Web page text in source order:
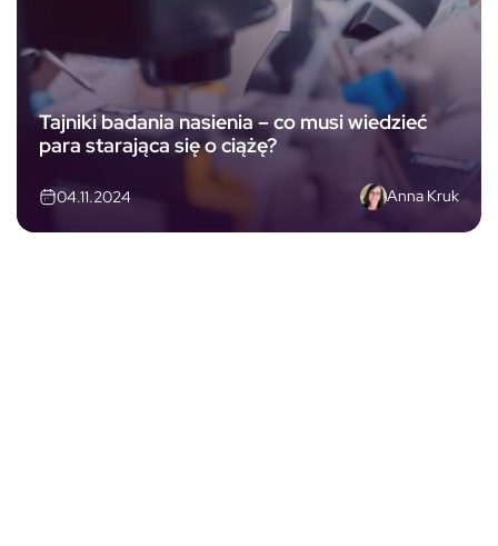
Tajniki badania nasienia – co musi wiedzieć
para starająca się o ciążę?
04.11.2024 Anna Kruk